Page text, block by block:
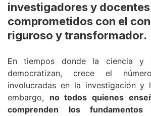
investigadores y docentes
comprometidos con el
riguroso y transformador.
En tiempos donde la ciencia y
democratizan, crece el
involucradas en la investigación y
embargo, no todos quienes
comprenden los